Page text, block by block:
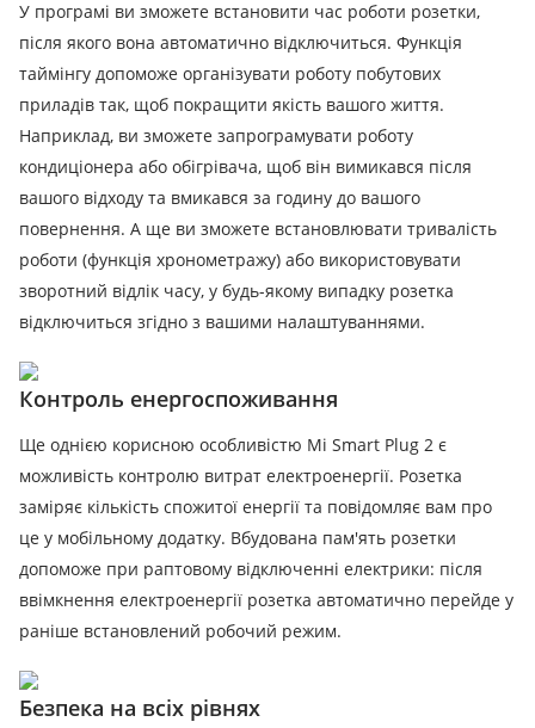
У програмі ви зможете встановити час роботи розетки,
після якого вона автоматично відключиться. Функція
таймінгу допоможе організувати роботу побутових
приладів так, щоб покращити якість вашого життя.
Наприклад, ви зможете запрограмувати роботу
кондиціонера або обігрівача, щоб він вимикався після
вашого відходу та вмикався за годину до вашого
повернення. А ще ви зможете встановлювати тривалість
роботи (функція хронометражу) або використовувати
зворотний відлік часу, у будь-якому випадку розетка
відключиться згідно з вашими налаштуваннями.
Контроль енергоспоживання
Ще однією корисною особливістю Mi Smart Plug 2 є
можливість контролю витрат електроенергії. Розетка
заміряє кількість спожитої енергії та повідомляє вам про
це у мобільному додатку. Вбудована пам'ять розетки
допоможе при раптовому відключенні електрики: після
ввімкнення електроенергії розетка автоматично перейде у
раніше встановлений робочий режим.
Безпека на всіх рівнях